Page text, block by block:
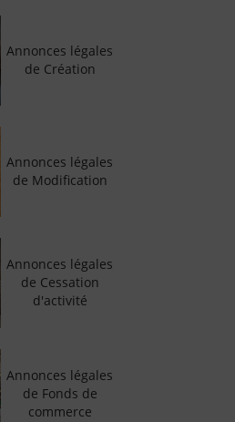
Annonces légales
de Création
Annonces légales
de Modification
Annonces légales
de Cessation
d'activité
Annonces légales
de Fonds de
commerce